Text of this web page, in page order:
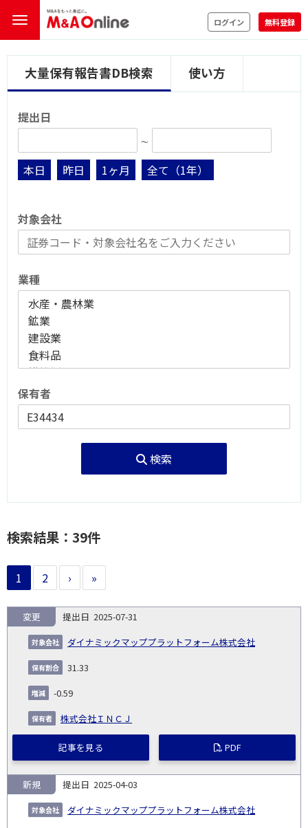
ログイン 無料登録
大量保有報告書DB検索 使い方
提出日
∼
本日
昨日 1ヶ月 全て（1年）
対象会社
業種
保有者
検索
検索結果：39件
1 2 › »
NO.
告
義
務
発
生
日
提
日
証券
対
有
増
2025-07-31
ダイナミックマッププラットフォーム株式会社
変更
31.33
-0.59
株式会社ＩＮＣＪ
記事を見る PDF
2025-04-03
ダイナミックマッププラットフォーム株式会社
新規